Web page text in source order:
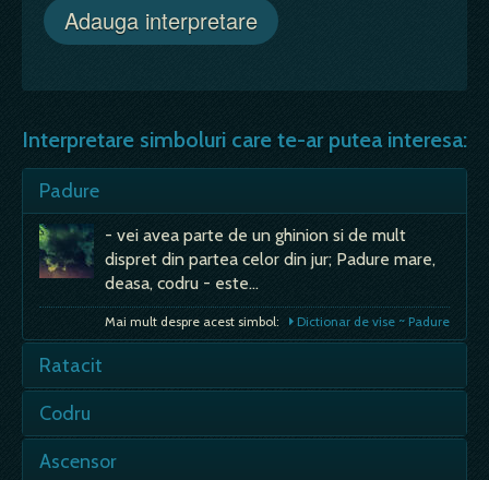
Interpretare simboluri care te-ar putea interesa:
Padure
- vei avea parte de un ghinion si de mult
dispret din partea celor din jur; Padure mare,
deasa, codru - este…
Mai mult despre acest simbol: Dictionar de vise ~ Padure
Ratacit
o perioada de mare deruta, nu ai parte de
certitudine in viata de…
Codru
Des - vei fi inconjurat de oameni multi; De
Ascensor